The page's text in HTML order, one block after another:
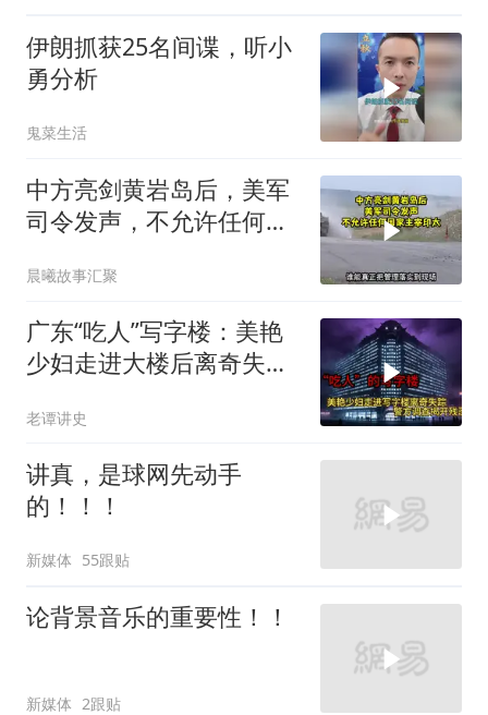
伊朗抓获25名间谍，听小
勇分析
鬼菜生活
中方亮剑黄岩岛后，美军
司令发声，不允许任何国
晨曦故事汇聚
广东“吃人”写字楼：美艳
少妇走进大楼后离奇失
相
老谭讲史
讲真，是球网先动手
的！！！
新媒体 55跟贴
论背景音乐的重要性！！
新媒体 2跟贴